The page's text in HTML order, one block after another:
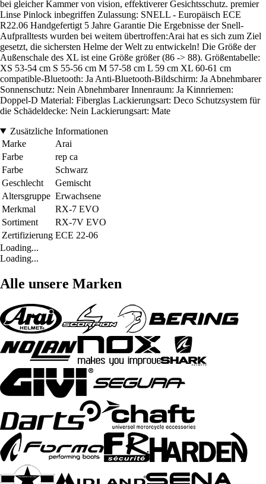
bei gleicher Kammer von vision, effektiverer Gesichtsschutz. premier
Linse Pinlock inbegriffen Zulassung: SNELL - Europäisch ECE
R22.06 Handgefertigt 5 Jahre Garantie Die Ergebnisse der Snell-
Aufpralltests wurden bei weitem übertroffen:Arai hat es sich zum Ziel
gesetzt, die sichersten Helme der Welt zu entwickeln! Die Größe der
Außenschale des XL ist eine Größe größer (86 -> 88). Größentabelle:
XS 53-54 cm S 55-56 cm M 57-58 cm L 59 cm XL 60-61 cm
compatible-Bluetooth: Ja Anti-Bluetooth-Bildschirm: Ja Abnehmbarer
Sonnenschutz: Nein Abnehmbarer Innenraum: Ja Kinnriemen:
Doppel-D Material: Fiberglas Lackierungsart: Deco Schutzsystem für
die Schädeldecke: Nein Lackierungsart: Mate
Zusätzliche Informationen
Marke
Arai
Farbe
rep ca
Farbe
Schwarz
Geschlecht
Gemischt
Altersgruppe Erwachsene
Merkmal
RX-7 EVO
Sortiment
RX-7V EVO
Zertifizierung ECE 22-06
Loading...
Loading...
Alle unsere Marken